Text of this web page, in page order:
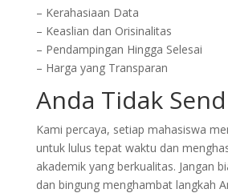
– Kerahasiaan Data
– Keaslian dan Orisinalitas
– Pendampingan Hingga Selesai
– Harga yang Transparan
Anda Tidak
Kami percaya, setiap mahasiswa
untuk lulus tepat waktu dan
akademik yang berkualitas. Jangan
dan bingung menghambat langkah